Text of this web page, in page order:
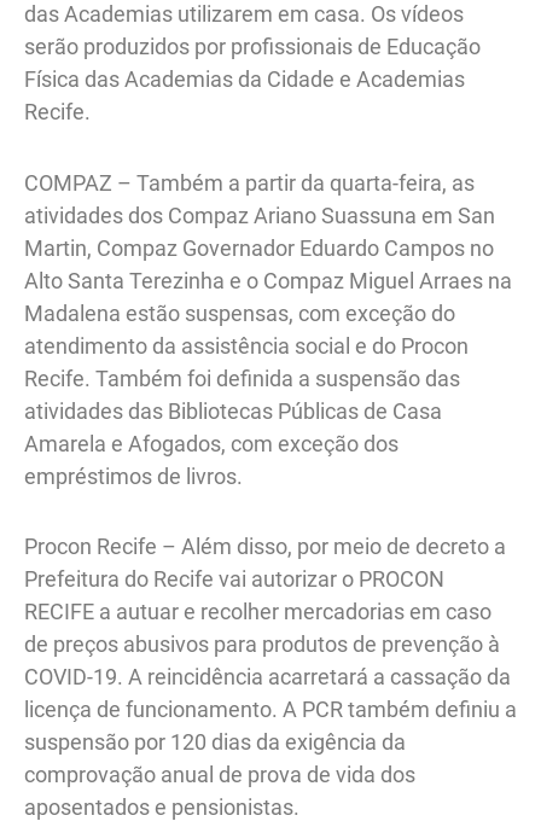
das Academias utilizarem em casa. Os vídeos
serão produzidos por profissionais de Educação
Física das Academias da Cidade e Academias
Recife.
COMPAZ – Também a partir da quarta-feira, as
atividades dos Compaz Ariano Suassuna em San
Martin, Compaz Governador Eduardo Campos no
Alto Santa Terezinha e o Compaz Miguel Arraes na
Madalena estão suspensas, com exceção do
atendimento da assistência social e do Procon
Recife. Também foi definida a suspensão das
atividades das Bibliotecas Públicas de Casa
Amarela e Afogados, com exceção dos
empréstimos de livros.
Procon Recife – Além disso, por meio de decreto a
Prefeitura do Recife vai autorizar o PROCON
RECIFE a autuar e recolher mercadorias em caso
de preços abusivos para produtos de prevenção à
COVID-19. A reincidência acarretará a cassação da
licença de funcionamento. A PCR também definiu a
suspensão por 120 dias da exigência da
comprovação anual de prova de vida dos
aposentados e pensionistas.